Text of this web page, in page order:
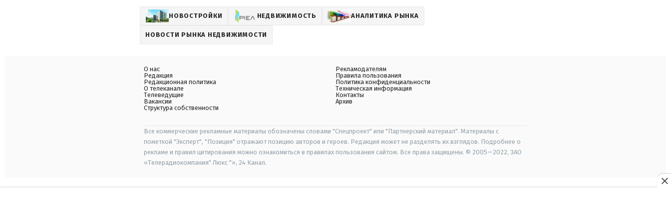
НОВОСТРОЙКИ НЕДВИЖИМОСТЬ АНАЛИТИКА РЫНКА
НОВОСТИ РЫНКА НЕДВИЖИМОСТИ
О нас
Редакция
Редакционная политика
О телеканале
Телеведущие
Вакансии
Структура собственности
Рекламодателям
Правила пользования
Политика конфиденциальности
Техническая информация
Контакты
Архив
Все коммерческие рекламные материалы обозначены словами "Спецпроект" или "Партнерский материал". Материалы с
пометкой "Эксперт", "Позиция" отражают позицию авторов и героев. Редакция может не разделять их взглядов. Подробнее о
рекламе и правил цитирования можно ознакомиться в правилах пользования сайтом. Все права защищены. © 2005—2022, ЗАО
«Телерадиокомпания" Люкс "», 24 Канал.